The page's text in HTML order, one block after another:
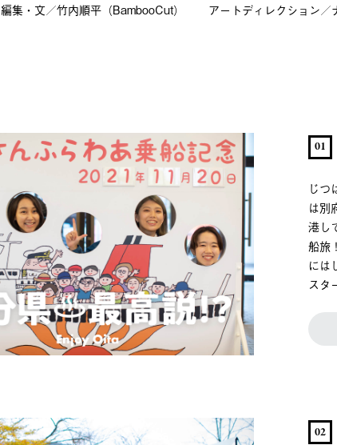
編集・文／竹内順平（BambooCut） アートディレクション／
01
じつ
は別
港し
船旅
には
スタ
02